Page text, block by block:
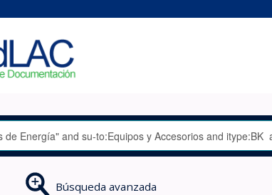
Búsqueda avanzada